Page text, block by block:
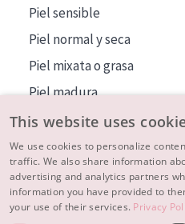
Piel sensible
Piel normal y seca
Piel mixata o grasa
Piel madura
Piel expuesta al sol
Piel menopáusica
MÁS SOBRE NOSOTROS
INSPIRACIÓN
This website uses
We use cookies to personalize
traffic. We also share information
advertising and analytics partners
information you have provided to
your use of their services. Privacy